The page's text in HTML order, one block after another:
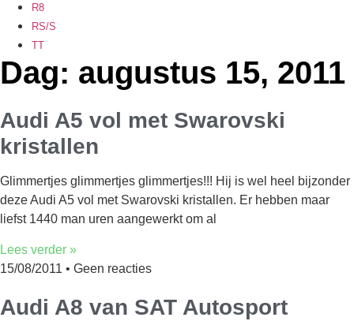
R8
RS/S
TT
Dag: augustus 15, 2011
Audi A5 vol met Swarovski
kristallen
Glimmertjes glimmertjes glimmertjes!!! Hij is wel heel bijzonder
deze Audi A5 vol met Swarovski kristallen. Er hebben maar
liefst 1440 man uren aangewerkt om al
Lees verder »
15/08/2011
Geen reacties
Audi A8 van SAT Autosport